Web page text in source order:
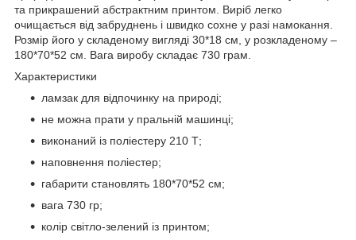
та прикрашений абстрактним принтом. Виріб легко
очищається від забруднень і швидко сохне у разі намокання.
Розмір його у складеному вигляді 30*18 см, у розкладеному –
180*70*52 см. Вага виробу складає 730 грам.
Характеристики
ламзак для відпочинку на природі;
не можна прати у пральній машинці;
виконаний із поліестеру 210 Т;
наповнення поліестер;
габарити становлять 180*70*52 см;
вага 730 гр;
колір світло-зелений із принтом;